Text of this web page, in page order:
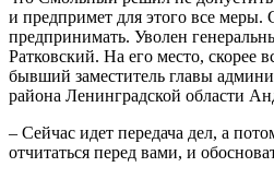
и предпримет для этого все меры.
предпринимать. Уволен
Ратковский. На его место, скорее
бывший заместитель главы
района Ленинградской области
– Сейчас идет передача дел, а
отчитаться перед вами, и